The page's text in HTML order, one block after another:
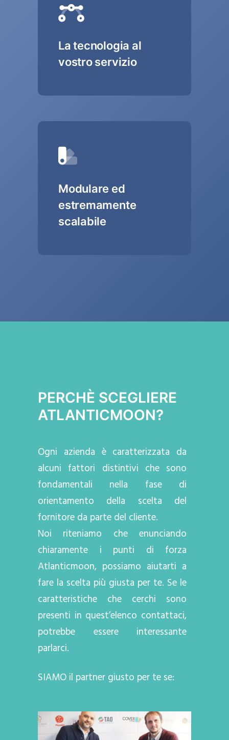
La tecnologia al
vostro servizio
Modulare ed
estremamente
scalabile
PERCHÈ SCEGLIERE
ATLANTICMOON?
Ogni azienda è caratterizzata da
alcuni fattori distintivi che sono
fondamentali nella fase di
orientamento della scelta del
fornitore da parte del cliente.
Noi riteniamo che enunciando
chiaramente i punti di forza
Atlanticmoon, possiamo aiutarti a
fare la scelta più giusta per te. Se le
caratteristiche che cerchi sono
presenti in quest’elenco contattaci,
potrebbe essere interessante
parlarci.
SIAMO il partner giusto per te se: